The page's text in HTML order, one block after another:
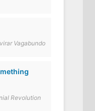
Vagabundo
Revolution